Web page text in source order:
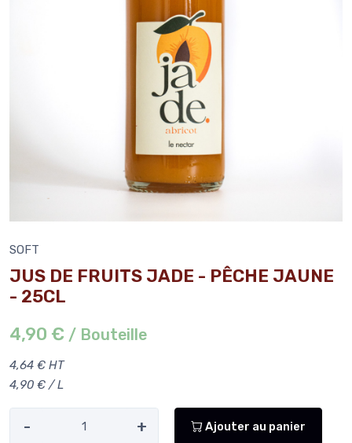
SOFT
JUS DE FRUITS JADE - PÊCHE JAUNE
- 25CL
4,90 € / Bouteille
4,64 € HT
4,90 € / L
- + Ajouter au panier